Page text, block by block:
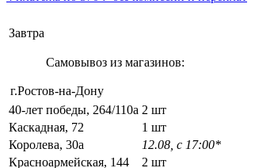
Завтра
Самовывоз из магазинов:
г.Ростов-на-Дону
40-лет победы, 264/110а 2 шт
Каскадная, 72
1 шт
Королева, 30а
12.08, с 17:00*
Красноармейская, 144
2 шт